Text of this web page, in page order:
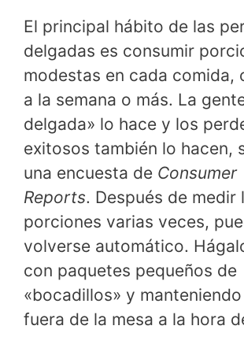
El principal hábito de las
delgadas es consumir
modestas en cada comida,
a la semana o más. La
delgada» lo hace y los
exitosos también lo hacen,
una encuesta de Consumer
Reports. Después de medir
porciones varias veces,
volverse automático.
con paquetes pequeños de
«bocadillos» y
fuera de la mesa a la hora